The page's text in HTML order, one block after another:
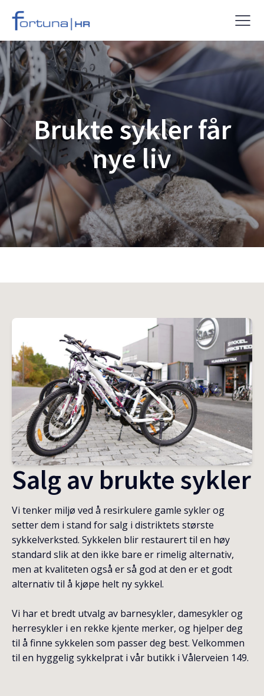
Brukte sykler får
nye liv
Salg av brukte sykler
Vi tenker miljø ved å resirkulere gamle sykler og
setter dem i stand for salg i distriktets største
sykkelverksted. Sykkelen blir restaurert til en høy
standard slik at den ikke bare er rimelig alternativ,
men at kvaliteten også er så god at den er et godt
alternativ til å kjøpe helt ny sykkel.
Vi har et bredt utvalg av barnesykler, damesykler og
herresykler i en rekke kjente merker, og hjelper deg
til å finne sykkelen som passer deg best. Velkommen
til en hyggelig sykkelprat i vår butikk i Vålerveien 149.